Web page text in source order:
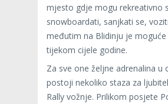
mjesto gdje mogu rekreativno
snowboardati, sanjkati se,
međutim na Blidinju je moguće
tijekom cijele godine.
Za sve one željne adrenalina u
postoji nekoliko staza za
Rally vožnje. Prilikom posjete